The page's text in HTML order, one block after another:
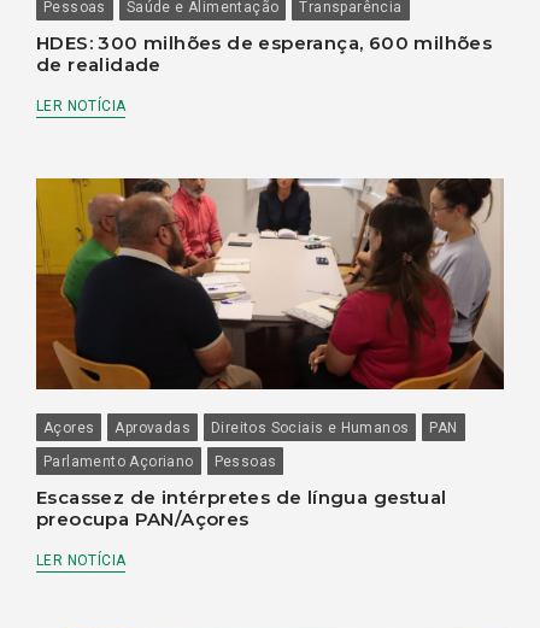
Pessoas Saúde e Alimentação Transparência
HDES: 300 milhões de esperança, 600 milhões
de realidade
LER NOTÍCIA
Açores Aprovadas Direitos Sociais e Humanos
PAN
Parlamento Açoriano
Pessoas
Escassez de intérpretes de língua gestual
preocupa PAN/Açores
LER NOTÍCIA